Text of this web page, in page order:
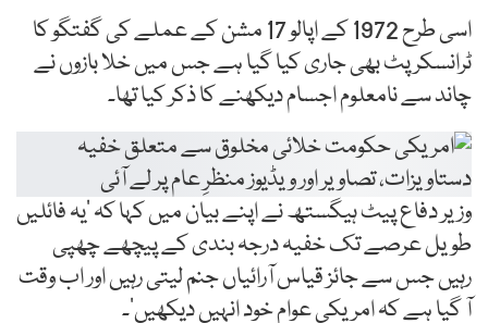
اسی طرح 1972 کے اپالو 17 مشن کے عملے کی گفتگو کا
ٹرانسکرپٹ بھی جاری کیا گیا ہے جس میں خلا بازوں نے
چاند سے نامعلوم اجسام دیکھنے کا ذکر کیا تھا۔
وزیر دفاع پیٹ ہیگستھ نے اپنے بیان میں کہا کہ ’یہ فائلیں
طویل عرصے تک خفیہ درجہ بندی کے پیچھے چھپی
رہیں جس سے جائز قیاس آرائیاں جنم لیتی رہیں اور اب وقت
آ گیا ہے کہ امریکی عوام خود انہیں دیکھیں‘۔